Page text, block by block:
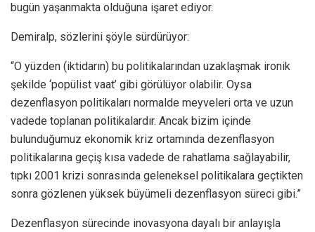
bugün yaşanmakta olduğuna işaret ediyor.
Demiralp, sözlerini şöyle sürdürüyor:
“O yüzden (iktidarın) bu politikalarından uzaklaşmak ironik
şekilde ‘popülist vaat’ gibi görülüyor olabilir. Oysa
dezenflasyon politikaları normalde meyveleri orta ve uzun
vadede toplanan politikalardır. Ancak bizim içinde
bulunduğumuz ekonomik kriz ortamında dezenflasyon
politikalarına geçiş kısa vadede de rahatlama sağlayabilir,
tıpkı 2001 krizi sonrasında geleneksel politikalara geçtikten
sonra gözlenen yüksek büyümeli dezenflasyon süreci gibi.”
Dezenflasyon sürecinde inovasyona dayalı bir anlayışla